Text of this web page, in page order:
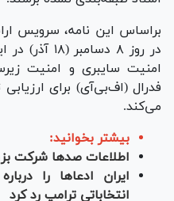
براساس این نامه، سرویس
در روز ۸
امنیت سایبری و امنیت
فدرال (اف‌بی‌آی) برای
می‌کند.
بیشتر بخوانید:
اطلاعات صدها شرکت
ایران ادعاها را
انتخاباتی ترامپ رد کرد